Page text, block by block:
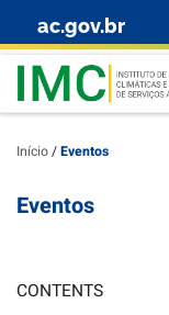
Skip to content
ac.gov.br
Início/Eventos
Eventos
CONTENTS